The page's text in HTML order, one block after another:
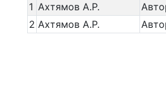
1 Ахтямов А.Р.
2 Ахтямов А.Р.